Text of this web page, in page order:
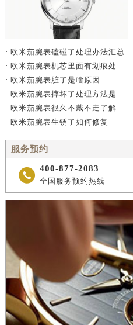
· 欧米茄腕表磕碰了处理办法汇总
· 欧米茄腕表机芯里面有划痕处理办法详解
· 欧米茄腕表脏了是啥原因
· 欧米茄腕表摔坏了处理方法是什么
· 欧米茄腕表很久不戴不走了解决方法是什么
· 欧米茄腕表生锈了如何修复
服务预约
 400-877-2083
全国服务预约热线